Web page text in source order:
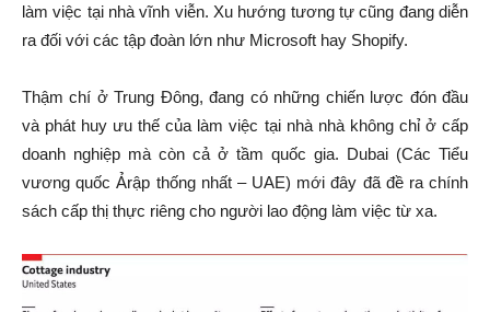
làm việc tại nhà vĩnh viễn. Xu hướng tương tự cũng đang diễn
ra đối với các tập đoàn lớn như Microsoft hay Shopify.
Thậm chí ở Trung Đông, đang có những chiến lược đón đầu
và phát huy ưu thế của làm việc tại nhà nhà không chỉ ở cấp
doanh nghiệp mà còn cả ở tầm quốc gia. Dubai (Các Tiểu
vương quốc Ảrập thống nhất – UAE) mới đây đã đề ra chính
sách cấp thị thực riêng cho người lao động làm việc từ xa.